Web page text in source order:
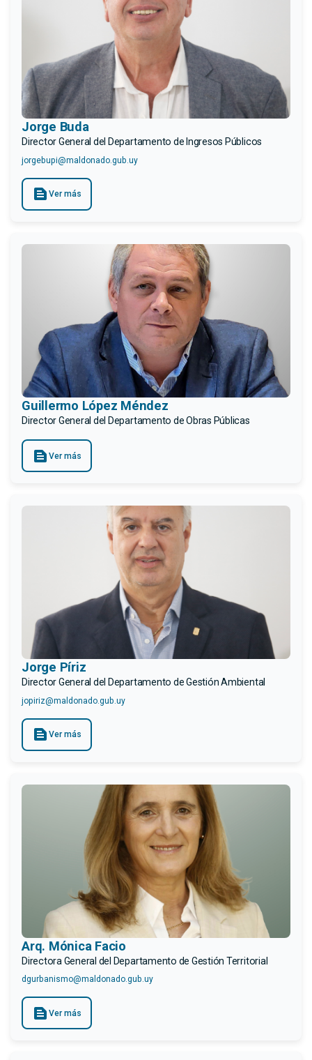
Jorge Buda
Director General del Departamento de Ingresos Públicos
jorgebupi@maldonado.gub.uy
text_snippet Ver más
Guillermo López Méndez
Director General del Departamento de Obras Públicas
text_snippet Ver más
Jorge Píriz
Director General del Departamento de Gestión Ambiental
jopiriz@maldonado.gub.uy
text_snippet Ver más
Arq. Mónica Facio
Directora General del Departamento de Gestión Territorial
dgurbanismo@maldonado.gub.uy
text_snippet Ver más